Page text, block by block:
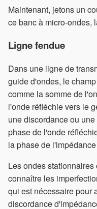
Maintenant, jetons un
ce banc à micro-ondes,
Ligne fendue
Dans une ligne de
guide d'ondes, le
comme la somme de
l'onde réfléchie vers le
une discordance ou
phase de l'onde
la phase de
Les ondes
connaître les
qui est nécessaire pour
discordance